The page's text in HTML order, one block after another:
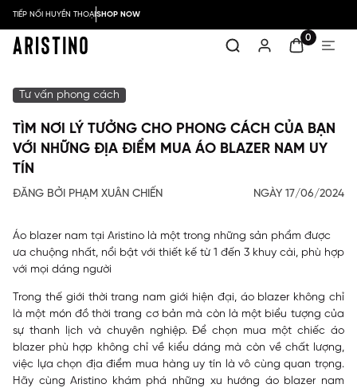
TIẾP NỐI HUYỀN THOẠISHOP NOW
0
Tư vấn phong cách
TÌM NƠI LÝ TƯỞNG CHO PHONG CÁCH CỦA BẠN
VỚI NHỮNG ĐỊA ĐIỂM MUA ÁO BLAZER NAM UY
TÍN
ĐĂNG BỞI PHẠM XUÂN CHIẾN NGÀY 17/06/2024
Áo blazer nam tại Aristino là một trong những sản phẩm được
ưa chuộng nhất, nổi bật với thiết kế từ 1 đến 3 khuy cài, phù hợp
với mọi dáng người
Trong thế giới thời trang nam giới hiện đại, áo blazer không chỉ
là một món đồ thời trang cơ bản mà còn là một biểu tượng của
sự thanh lịch và chuyên nghiệp. Để chọn mua một chiếc áo
blazer phù hợp không chỉ về kiểu dáng mà còn về chất lượng,
việc lựa chọn địa điểm mua hàng uy tín là vô cùng quan trọng.
Hãy cùngAristino khám phá những xu hướng áo blazer nam